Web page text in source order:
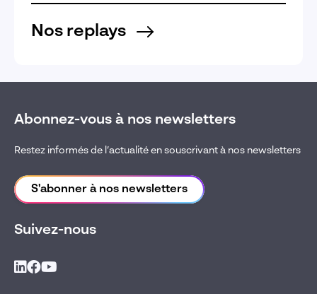
Nos replays
Abonnez-vous à nos newsletters
Restez informés de l’actualité en souscrivant à nos newsletters
S'abonner à nos newsletters
Suivez-nous